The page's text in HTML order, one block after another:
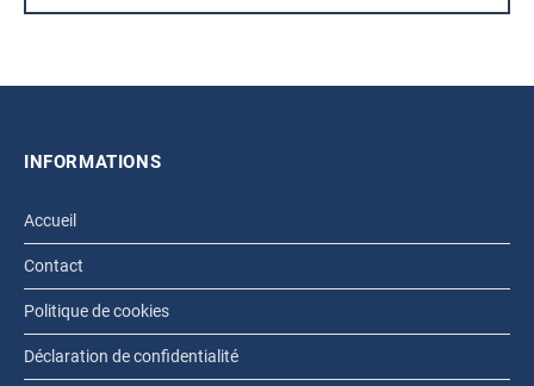
INFORMATIONS
Accueil
Contact
Politique de cookies
Déclaration de confidentialité